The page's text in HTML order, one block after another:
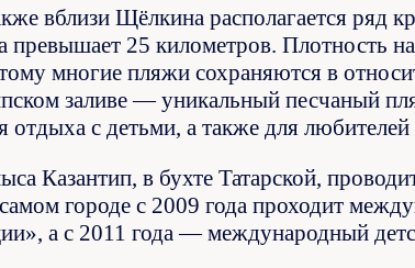
вблизи Щёлкина располагается ряд
превышает 25 километров. Плотность
многие пляжи сохраняются в
заливе — уникальный песчаный
отдыха с детьми, а также для
Казантип, в бухте Татарской,
городе с 2009 года проходит
а с 2011 года — международный